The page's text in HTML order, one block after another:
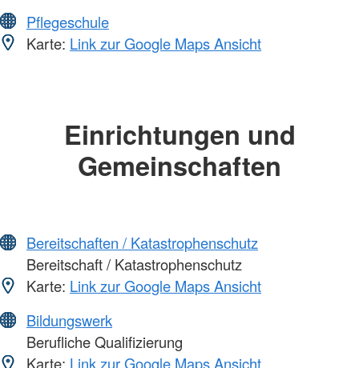
Pflegeschule
Karte: Link zur Google Maps Ansicht
Einrichtungen und
Gemeinschaften
Bereitschaften / Katastrophenschutz
Bereitschaft / Katastrophenschutz
Karte: Link zur Google Maps Ansicht
Bildungswerk
Berufliche Qualifizierung
Karte: Link zur Google Maps Ansicht